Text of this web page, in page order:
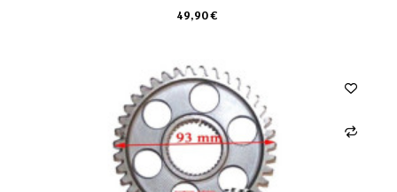
49,90 €
KARTE